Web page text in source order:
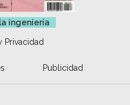
ingeniería
Privacidad
Publicidad